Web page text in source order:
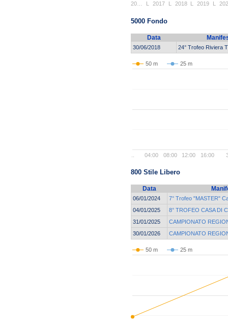
20… 2017 2018 2019
5000 Fondo
Data
30/06/2018 24° Trofeo Riviera
50 m 25 m
04:00 08:00 12:00 16:00
800 Stile Libero
Data
06/01/2024
7° Trofeo "MASTER"
04/01/2025
8° TROFEO CASA DI
31/01/2025
CAMPIONATO
30/01/2026
CAMPIONATO
50 m 25 m